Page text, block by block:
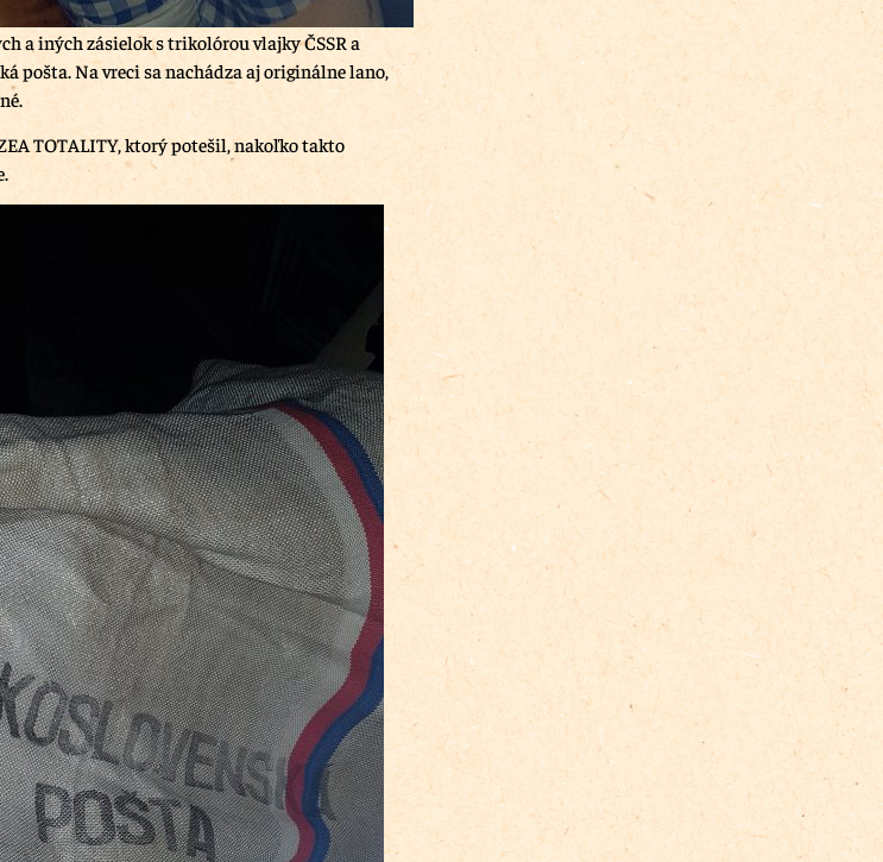
a iných zásielok s trikolórou vlajky ČSSR a
pošta. Na vreci sa nachádza aj originálne lano,
TOTALITY, ktorý potešil, nakoľko takto